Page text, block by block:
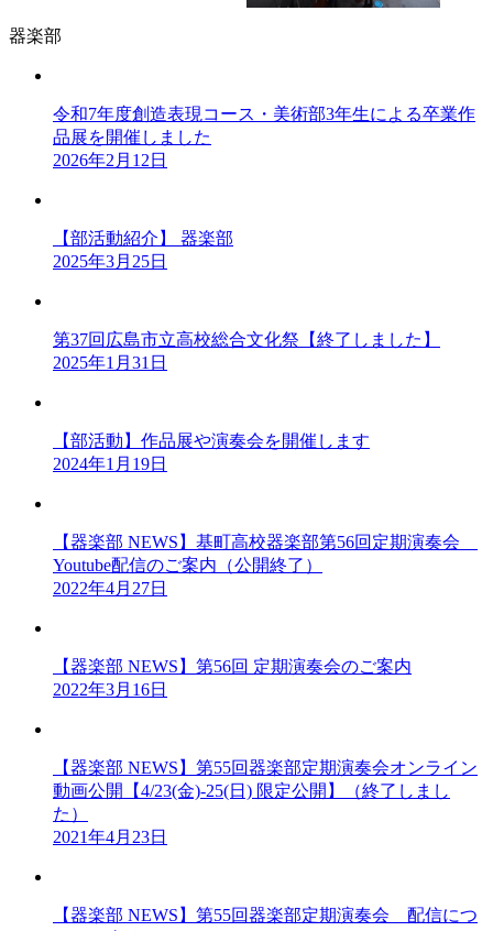
器楽部
令和7年度創造表現コース・美術部3年生による卒業作
品展を開催しました
2026年2月12日
【部活動紹介】 器楽部
2025年3月25日
第37回広島市立高校総合文化祭【終了しました】
2025年1月31日
【部活動】作品展や演奏会を開催します
2024年1月19日
【器楽部 NEWS】基町高校器楽部第56回定期演奏会
Youtube配信のご案内（公開終了）
2022年4月27日
【器楽部 NEWS】第56回 定期演奏会のご案内
2022年3月16日
【器楽部 NEWS】第55回器楽部定期演奏会オンライン
動画公開【4/23(金)-25(日) 限定公開】（終了しまし
た）
2021年4月23日
【器楽部 NEWS】第55回器楽部定期演奏会 配信につ